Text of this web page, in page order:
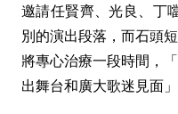
邀請任賢齊、光良、丁
別的演出段落，而石頭​
將專心治療一段時間，
出舞台和廣大歌迷見面」